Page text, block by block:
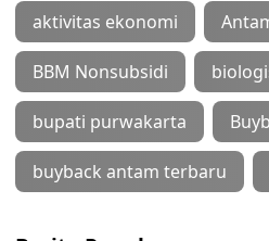
aktivitas ekonomi
BBM Nonsubsidi
bupati purwakarta
buyback antam terbaru